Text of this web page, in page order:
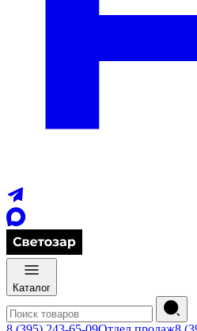
Каталог